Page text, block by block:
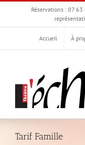
Passer
Réservations : 07
Accueil À
Tarif Famille